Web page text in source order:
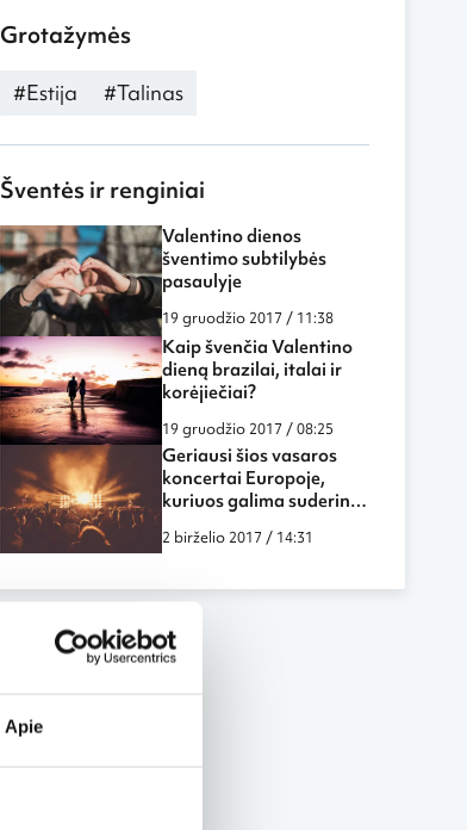
Apie
Grotažymės
#Estija #Talinas
Šventės ir renginiai
Valentino dienos
šventimo subtilybės
pasaulyje
19 gruodžio 2017 / 11:38
Kaip švenčia Valentino
dieną brazilai, italai ir
korėjiečiai?
19 gruodžio 2017 / 08:25
Geriausi šios vasaros
koncertai Europoje,
kuriuos galima suderinti
2 birželio 2017 / 14:31